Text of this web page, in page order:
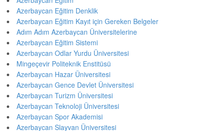
Azerbaycan Eğitim Denklik
Azerbaycan Eğitim Kayıt için Gereken Belgeler
Adım Adım Azerbaycan Üniversitelerine
Azerbaycan Eğitim Sistemi
Azerbaycan Odlar Yurdu Üniversitesi
Mingeçevir Politeknik Enstitüsü
Azerbaycan Hazar Üniversitesi
Azerbaycan Gence Devlet Üniversitesi
Azerbaycan Turizm Üniversitesi
Azerbaycan Teknoloji Üniversitesi
Azerbaycan Spor Akademisi
Azerbaycan Slayvan Üniversitesi